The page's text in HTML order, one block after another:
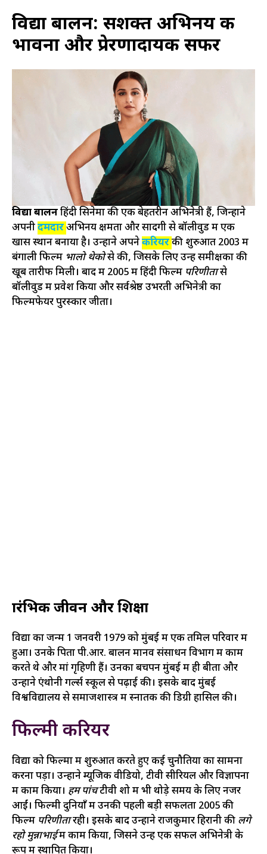
विद्या बालन: सशक्त अभिनय की
भावना और प्रेरणादायक सफर
विद्या बालनहिंदी सिनेमा की एक बेहतरीन अभिनेत्री हैं, जिन्होंने
अपनीदमदारअभिनय क्षमता और सादगी से बॉलीवुड में एक
खास स्थान बनाया है। उन्होंने अपनेकरियरकी शुरुआत 2003 में
बंगाली फिल्म भालो थेकोसे की, जिसके लिए उन्हें समीक्षकों की
खूब तारीफ मिली। बाद में 2005 में हिंदी फिल्म परिणीतासे
बॉलीवुड में प्रवेश किया और सर्वश्रेष्ठ उभरती अभिनेत्री का
फिल्मफेयर पुरस्कार जीता।
प्रारंभिक जीवन और शिक्षा
विद्या का जन्म 1 जनवरी 1979 को मुंबई में एक तमिल परिवार में
हुआ। उनके पिता पी.आर. बालन मानव संसाधन विभाग में काम
करते थे और मां गृहिणी हैं। उनका बचपन मुंबई में ही बीता और
उन्होंने एंथोनी गर्ल्स स्कूल से पढ़ाई की। इसके बाद मुंबई
विश्वविद्यालय से समाजशास्त्र में स्नातक की डिग्री हासिल की।
फिल्मी करियर
विद्या को फिल्मों में शुरुआत करते हुए कई चुनौतियों का सामना
करना पड़ा। उन्होंने म्यूजिक वीडियो, टीवी सीरियल और विज्ञापनों
में काम किया। हम पांचटीवी शो में भी थोड़े समय के लिए नजर
आईं। फिल्मी दुनियाँ में उनकी पहली बड़ी सफलता 2005 की
फिल्म परिणीतारही। इसके बाद उन्होंने राजकुमार हिरानी की लगे
रहो मुन्नाभाईमें काम किया, जिसने उन्हें एक सफल अभिनेत्री के
रूप में स्थापित किया।